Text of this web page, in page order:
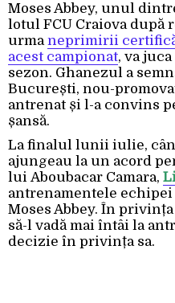
Moses Abbey, unul
lotul FCU Craiova după
urmaneprimirii
acest campionat, va
sezon. Ghanezul a
București, nou-
antrenat și l-a convins
șansă.
La finalul lunii iulie,
ajungeau la un acord
lui Aboubacar Camara,
antrenamentele echipei
Moses Abbey. În
să-l vadă mai întâi la
decizie în privința sa.